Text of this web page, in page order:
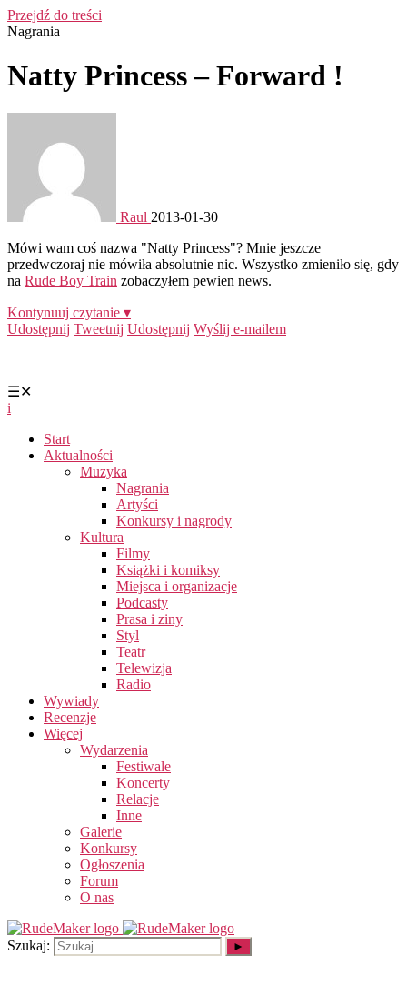
Przejdź do treści
Nagrania
Natty Princess – Forward !
Raul 2013-01-30
Mówi wam coś nazwa "Natty Princess"? Mnie jeszcze
przedwczoraj nie mówiła absolutnie nic. Wszystko zmieniło się, gdy
na Rude Boy Train zobaczyłem pewien news.
Kontynuuj czytanie ▾
Udostępnij Tweetnij Udostępnij Wyślij e-mailem
☰✕
i
Start
Aktualności
Muzyka
Nagrania
Artyści
Konkursy i nagrody
Kultura
Filmy
Książki i komiksy
Miejsca i organizacje
Podcasty
Prasa i ziny
Styl
Teatr
Telewizja
Radio
Wywiady
Recenzje
Więcej
Wydarzenia
Festiwale
Koncerty
Relacje
Inne
Galerie
Konkursy
Ogłoszenia
Forum
O nas
Szukaj: